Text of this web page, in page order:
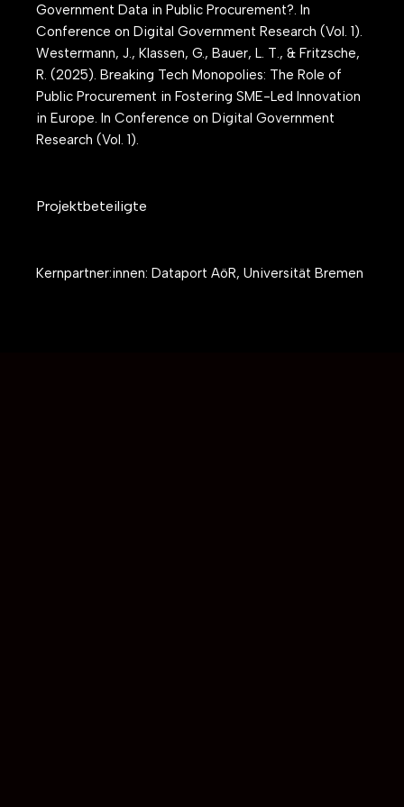
Government Data in Public Procurement?. In
Conference on Digital Government Research (Vol. 1).
Westermann, J., Klassen, G., Bauer, L. T., & Fritzsche,
R. (2025). Breaking Tech Monopolies: The Role of
Public Procurement in Fostering SME-Led Innovation
in Europe. In Conference on Digital Government
Research (Vol. 1).
Projektbeteiligte
Kernpartner:innen: Dataport AöR, Universität Bremen